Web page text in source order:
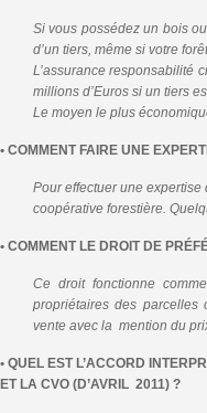
Si vous possédez un bois
d’un tiers, même si votre
L’assurance responsabilité
millions d’Euros si un tiers
Le moyen le plus
• COMMENT FAIRE UNE
Pour effectuer une
coopérative forestière.
• COMMENT LE DROIT DE
Ce droit fonctionne
propriétaires des parcelles
vente avec la mention du
• QUEL EST L’ACCORD
ET LA CVO (D’AVRIL 2011) ?